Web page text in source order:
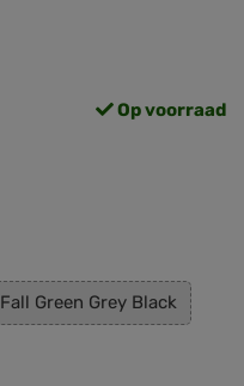
Op voorraad
Fall Green Grey Black